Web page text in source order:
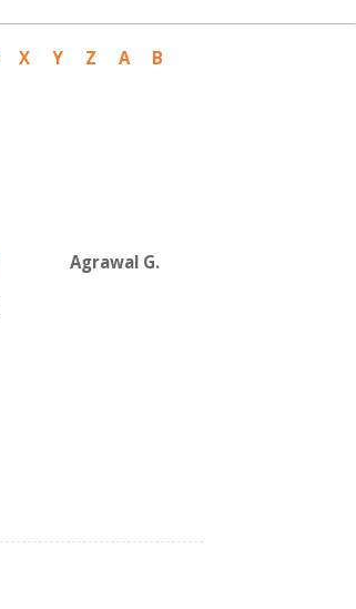
X Y Z Α
Β
Agrawal G.